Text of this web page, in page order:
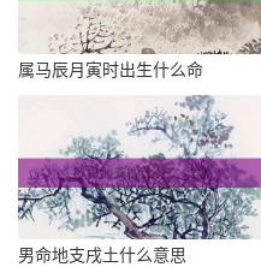
属马辰月寅时出生什么命
男命地支戌土什么意思